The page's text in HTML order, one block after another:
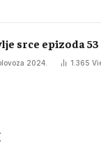
srce epizoda 53
2024. 1.365